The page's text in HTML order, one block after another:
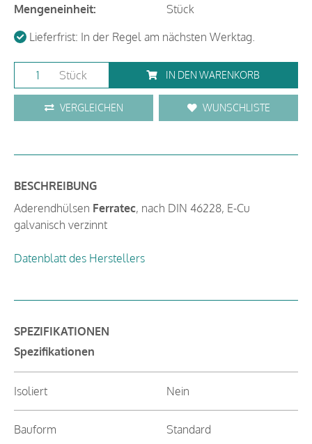
Mengeneinheit:
Stück
Lieferfrist: In der Regel am nächsten Werktag.
Stück IN DEN WARENKORB
VERGLEICHEN WUNSCHLISTE
BESCHREIBUNG
Aderendhülsen Ferratec, nach DIN 46228, E-Cu
galvanisch verzinnt
Datenblatt des Herstellers
SPEZIFIKATIONEN
Spezifikationen
Isoliert Nein
Bauform Standard